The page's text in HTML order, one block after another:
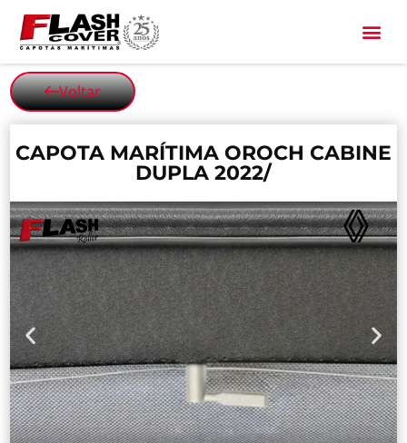
Voltar
CAPOTA MARÍTIMA OROCH CABINE
DUPLA 2022/